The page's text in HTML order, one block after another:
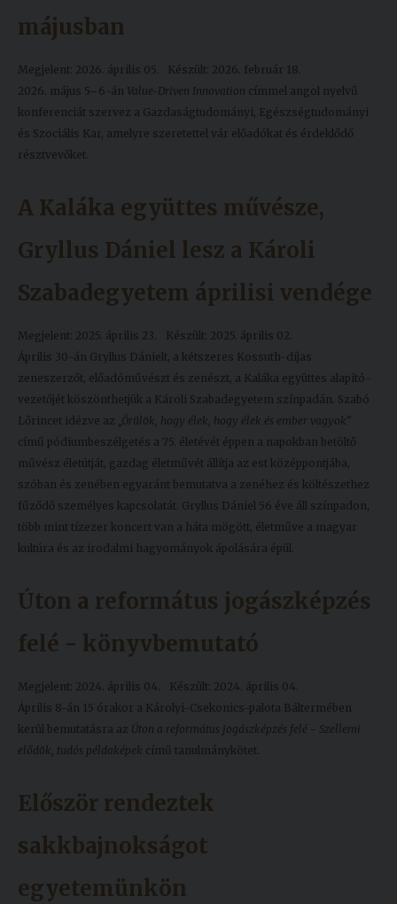
májusban
Megjelent: 2026. április 05.
Készült: 2026. február 18.
2026. május 5–6-án Value-Driven Innovation címmel angol nyelvű
konferenciát szervez a Gazdaságtudományi, Egészségtudományi
és Szociális Kar, amelyre szeretettel vár előadókat és érdeklődő
résztvevőket.
A Kaláka együttes művésze,
Gryllus Dániel lesz a Károli
Szabadegyetem áprilisi vendége
Megjelent: 2025. április 23.
Készült: 2025. április 02.
Április 30-án Gryllus Dánielt, a kétszeres Kossuth-díjas
zeneszerzőt, előadóművészt és zenészt, a Kaláka együttes alapító-
vezetőjét köszönthetjük a Károli Szabadegyetem színpadán. Szabó
Lőrincet idézve az „Örülök, hogy élek, hogy élek és ember vagyok”
című pódiumbeszélgetés a 75. életévét éppen a napokban betöltő
művész életútját, gazdag életművét állítja az est középpontjába,
szóban és zenében egyaránt bemutatva a zenéhez és költészethez
fűződő személyes kapcsolatát. Gryllus Dániel 56 éve áll színpadon,
több mint tízezer koncert van a háta mögött, életműve a magyar
kultúra és az irodalmi hagyományok ápolására épül.
Úton a református jogászképzés
felé - könyvbemutató
Megjelent: 2024. április 04.
Készült: 2024. április 04.
Április 8-án 15 órakor a Károlyi-Csekonics-palota Báltermében
kerül bemutatásra az Úton a református jogászképzés felé - Szellemi
elődök, tudós példaképek című tanulmánykötet.
Először rendeztek
sakkbajnokságot
egyetemünkön